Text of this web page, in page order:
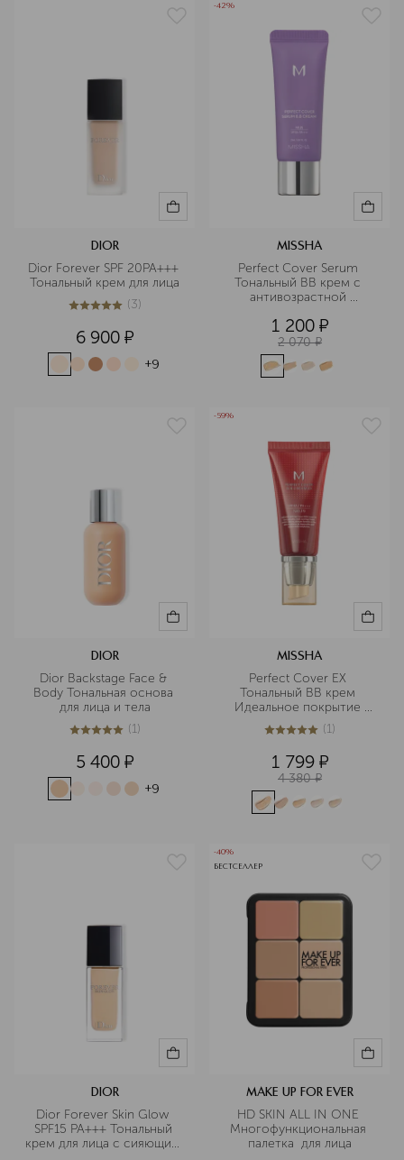
DIOR
Dior Forever SPF 20PA+++
Тональный крем для лица
5из 53 (3)
6 900 ¤
+9
-42%
MISSHA
Perfect Cover Serum
Тональный BB крем с
антивозрастной
1 200 ¤
2 070 ¤
DIOR
Dior Backstage Face &
Body Тональная основа
для лица и тела
5из 51 (1)
5 400 ¤
+9
-59%
MISSHA
Perfect Cover EX
Тональный BB крем
Идеальное покрытие
SPF42/PA+++
5из 51 (1)
1 799 ¤
4 380 ¤
DIOR
Dior Forever Skin Glow
SPF15 PA+++ Тональный
крем для лица с сияющим
-40%
БЕСТСЕЛЛЕР
MAKE UP FOR EVER
HD SKIN ALL IN ONE
Многофункциональная
палетка  для лица